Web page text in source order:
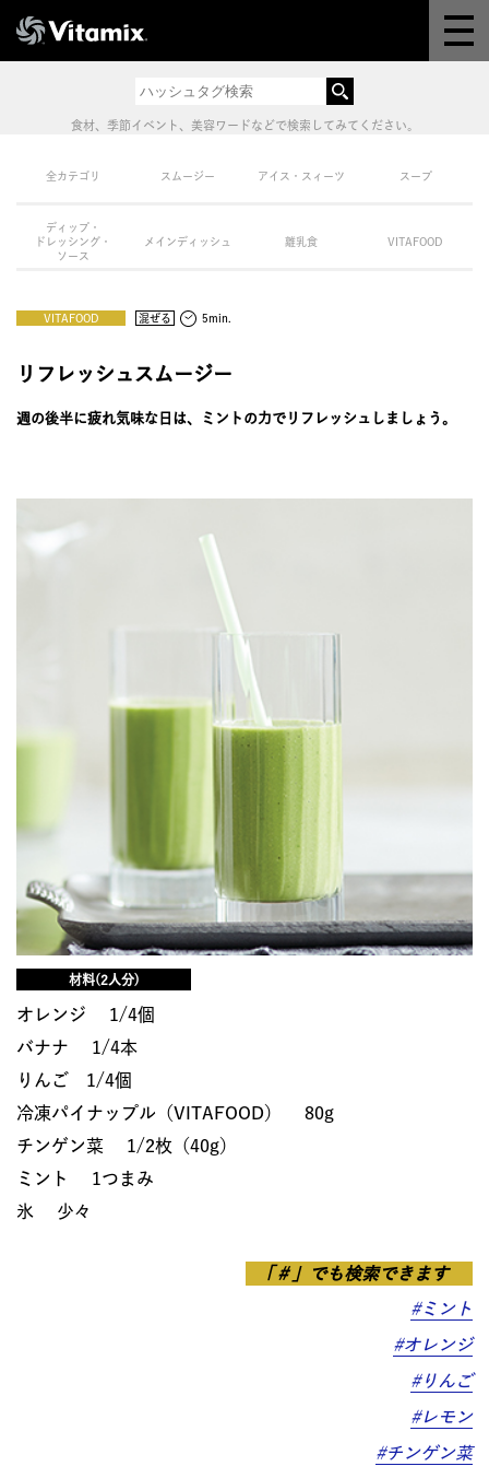
体験＆講座
8つの機能
オンラインストア
よくある質問
JOURNAL
レビュー
食材、季節イベント、美容ワードなどで検索してみてください。
全カテゴリ スムージー アイス・スィーツ スープ
ディップ・
ドレッシング・
ソース
メインディッシュ 離乳食 VITAFOOD
VITAFOOD 混ぜる 5min.
リフレッシュスムージー
週の後半に疲れ気味な日は、ミントの力でリフレッシュしましょう。
材料(2人分)
オレンジ 1/4個
バナナ 1/4本
りんご 1/4個
冷凍パイナップル（VITAFOOD） 80g
チンゲン菜 1/2枚（40g）
ミント 1つまみ
氷 少々
「＃」でも検索できます
#ミント
#オレンジ
#りんご
#レモン
#チンゲン菜